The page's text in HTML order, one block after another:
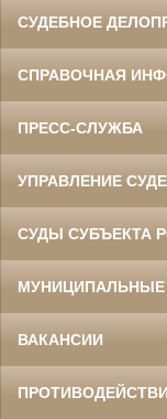
СУДЕБНОЕ
СПРАВОЧНАЯ
ПРЕСС-СЛУЖБА
УПРАВЛЕНИЕ
СУДЫ СУБЪЕКТА
ВАКАНСИИ